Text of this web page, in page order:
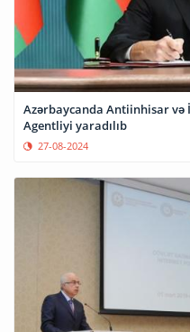
Azərbaycanda Antiinhisar və
Agentliyi yaradılıb
27-08-2024